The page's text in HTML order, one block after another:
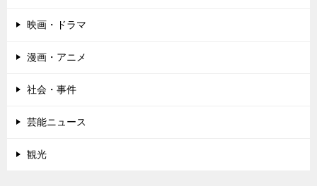
映画・ドラマ
漫画・アニメ
社会・事件
芸能ニュース
観光